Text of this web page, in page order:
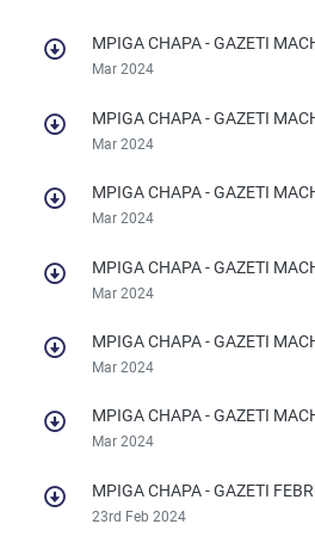
MPIGA CHAPA - GAZETI
Mar 2024
MPIGA CHAPA - GAZETI
Mar 2024
MPIGA CHAPA - GAZETI
Mar 2024
MPIGA CHAPA - GAZETI
Mar 2024
MPIGA CHAPA - GAZETI
Mar 2024
MPIGA CHAPA - GAZETI
Mar 2024
MPIGA CHAPA - GAZETI
23rd Feb 2024